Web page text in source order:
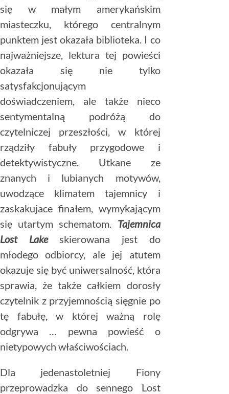
się w małym amerykańskim
miasteczku, którego centralnym
punktem jest okazała biblioteka. I co
najważniejsze, lektura tej powieści
okazała się nie tylko
satysfakcjonującym
doświadczeniem, ale także nieco
sentymentalną podróżą do
czytelniczej przeszłości, w której
rządziły fabuły przygodowe i
detektywistyczne. Utkane ze
znanych i lubianych motywów,
uwodzące klimatem tajemnicy i
zaskakujace finałem, wymykającym
się utartym schematom. Tajemnica
Lost Lakeskierowana jest do
młodego odbiorcy, ale jej atutem
okazuje się być uniwersalność, która
sprawia, że także całkiem dorosły
czytelnik z przyjemnością sięgnie po
tę fabułę, w której ważną rolę
odgrywa … pewna powieść o
nietypowych właściwościach.
Dla jedenastoletniej Fiony
przeprowadzka do sennego Lost